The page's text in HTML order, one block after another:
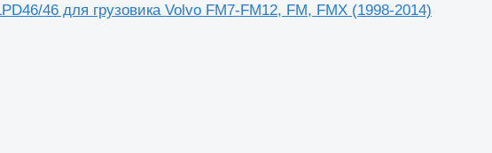
46 для грузовика Volvo FM7-FM12, FM, FMX (1998-2014)